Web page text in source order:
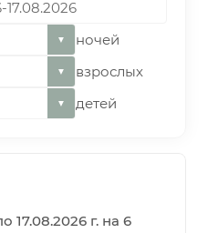
▼ ночей
▼ взрослых
▼ детей
17.08.2026 г. на 6